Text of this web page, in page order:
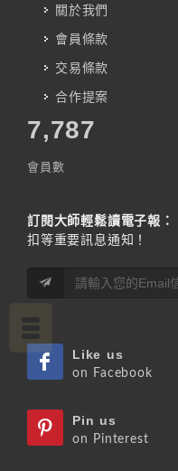
關於我們
會員條款
交易條款
合作提案
7,787
會員數
訂閱大師輕鬆讀電子報：
扣等重要訊息通知！
Like us
on Facebook
Pin us
on Pinterest